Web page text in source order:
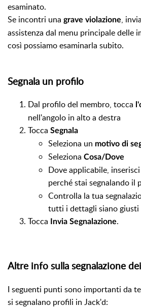
esaminato.
Se incontri una grave violazione,
assistenza dal menu principale delle
così possiamo esaminarla subito.
Segnala un profilo
Dal profilo del membro, tocca
nell'angolo in alto a destra
Tocca Segnala
Seleziona un motivo di
Seleziona Cosa/Dove
Dove applicabile,
perché stai segnalando il
Controlla la tua
tutti i dettagli siano giusti
Tocca
Invia Segnalazione.
Altre info sulla segnalazione
I seguenti punti sono importanti da
si segnalano profili in Jack'd: